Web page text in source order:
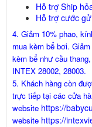
Hỗ trợ Ship
Hỗ trợ cước
4. Giảm 10% phao,
mua kèm bể bơi.
kèm bể như cầu
INTEX 28002, 28003.
5. Khách hàng còn
trực tiếp tại các cửa
website https://
website https://